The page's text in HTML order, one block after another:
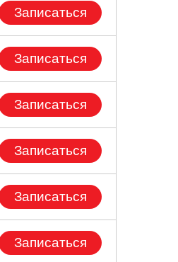
Записаться
Записаться
Записаться
Записаться
Записаться
Записаться